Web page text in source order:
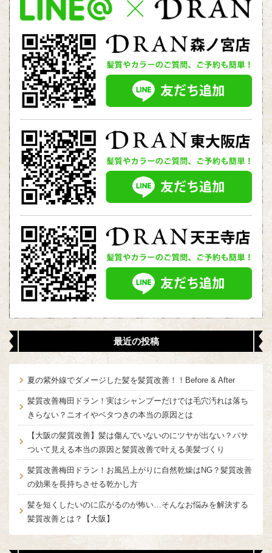
最近の投稿
夏の紫外線でダメージした髪を髪質改善！！Before & After
髪質改善梅田ドラン！実はシャンプーだけでは毛穴汚れは落ち
きらない？ニオイやベタつきの本当の原因とは
【大阪の髪質改善】髪は傷んでいないのにツヤが出ない？パサ
ついて見える本当の原因と髪質改善で叶える美髪づくり
髪質改善梅田ドラン！お風呂上がりに自然乾燥はNG？髪質改善
の効果を長持ちさせる乾かし方
髪を短くしたいのに広がるのが怖い…そんなお悩みを解決する
髪質改善とは？【大阪】